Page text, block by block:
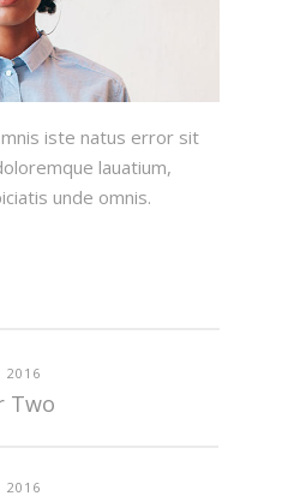
iste natus error sit
lauatium,
unde omnis.
Two